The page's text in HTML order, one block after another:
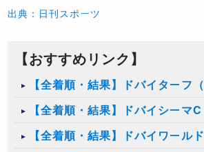
出典：日刊スポーツ
【おすすめリンク】
【全着順・結果】ドバイターフ
【全着順・結果】ドバイシーマC
【全着順・結果】ドバイワール